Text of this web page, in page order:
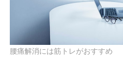
腰痛解消には筋トレがおすすめ